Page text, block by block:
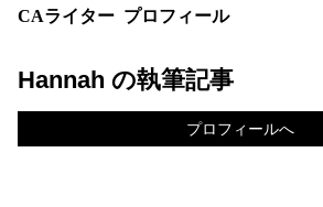
CAライター プロフィール
Hannah の執筆記事
プロフィールへ